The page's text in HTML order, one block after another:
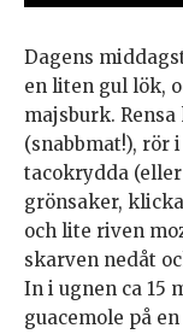
Dagens
en liten gul lök,
majsburk.
(snabbmat!), rör
tacokrydda
grönsaker,
och lite riven
skarven nedåt
In i ugnen ca 15
guacemole på